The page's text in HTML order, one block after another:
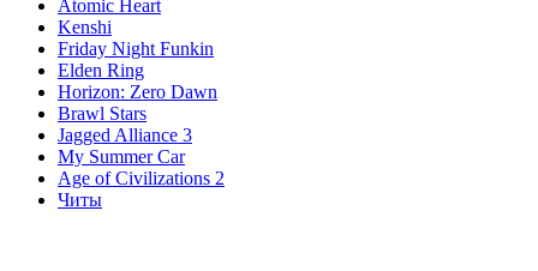
Atomic Heart
Kenshi
Friday Night Funkin
Elden Ring
Horizon: Zero Dawn
Brawl Stars
Jagged Alliance 3
My Summer Car
Age of Civilizations 2
Читы